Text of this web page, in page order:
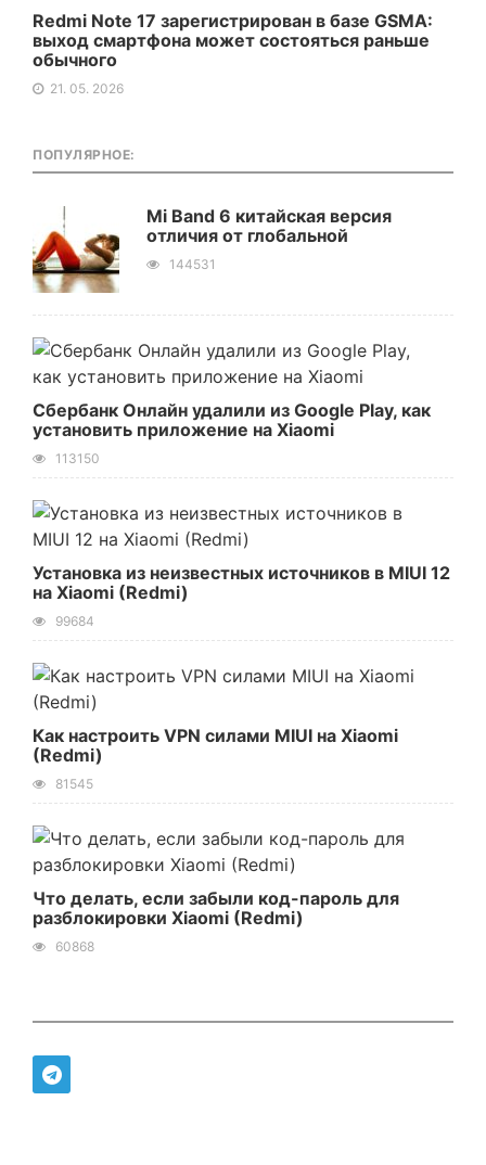
Redmi Note 17 зарегистрирован в базе GSMA:
выход смартфона может состояться раньше
обычного
21. 05. 2026
ПОПУЛЯРНОЕ:
Mi Band 6 китайская версия
отличия от глобальной
144531
Сбербанк Онлайн удалили из Google Play, как
установить приложение на Xiaomi
113150
Установка из неизвестных источников в MIUI 12
на Xiaomi (Redmi)
99684
Как настроить VPN силами MIUI на Xiaomi
(Redmi)
81545
Что делать, если забыли код-пароль для
разблокировки Xiaomi (Redmi)
60868